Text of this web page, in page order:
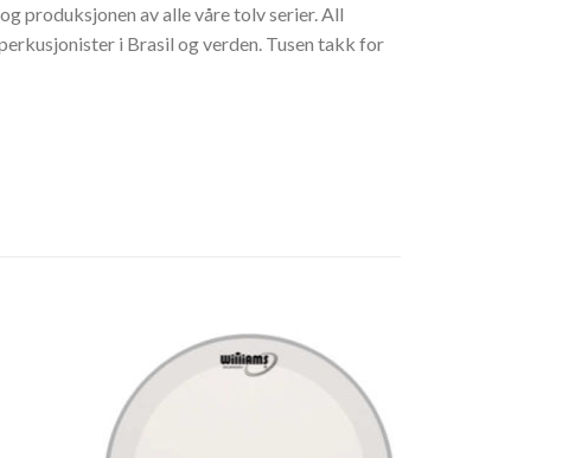
produksjonen av alle våre tolv serier. All
i Brasil og verden. Tusen takk for